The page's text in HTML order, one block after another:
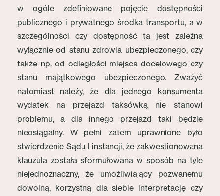
w ogóle zdefiniowane pojęcie dostępności
publicznego i prywatnego środka transportu, a w
szczególności czy dostępność ta jest zależna
wyłącznie od stanu zdrowia ubezpieczonego, czy
także np. od odległości miejsca docelowego czy
stanu majątkowego ubezpieczonego. Zważyć
natomiast należy, że dla jednego konsumenta
wydatek na przejazd taksówką nie stanowi
problemu, a dla innego przejazd taki będzie
nieosiągalny. W pełni zatem uprawnione było
stwierdzenie Sądu I instancji, że zakwestionowana
klauzula została sformułowana w sposób na tyle
niejednoznaczny, że umożliwiający pozwanemu
dowolną, korzystną dla siebie interpretację czy